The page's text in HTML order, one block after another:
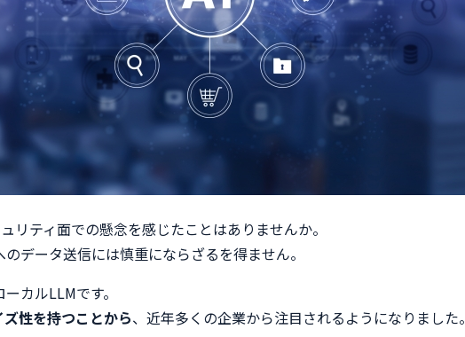
リティ面での懸念を感じたことはありませんか。
データ送信には慎重にならざるを得ません。
カルLLMです。
性を持つことから、近年多くの企業から注目されるようになりました。